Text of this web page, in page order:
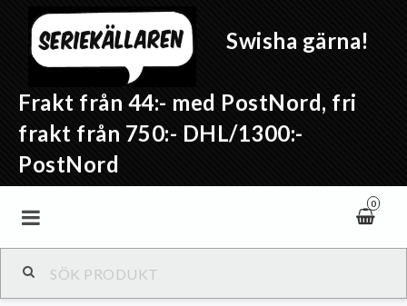
Swisha gärna!
Frakt från 44:- med PostNord, fri
frakt från 750:- DHL/1300:-
PostNord
0